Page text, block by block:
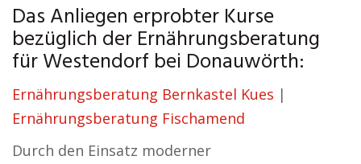
Das Anliegen erprobter Kurse
bezüglich der Ernährungsberatung
für Westendorf bei Donauwörth:
Ernährungsberatung Bernkastel Kues |
Ernährungsberatung Fischamend
Durch den Einsatz moderner